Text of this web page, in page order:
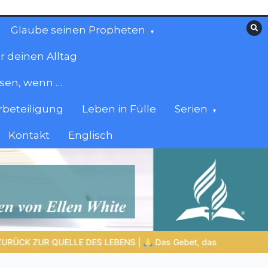
Glaube seinen Propheten
deinen Alltag
wenn …
Leben in Fülle Serien
Kontakt Englisch
Herz verändert | 10.Denn dein ist das Reich und die Kraft